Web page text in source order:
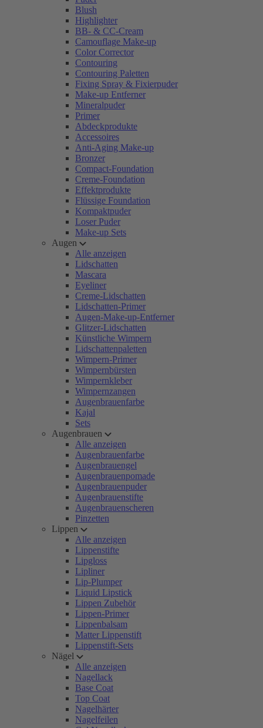
Blush
Highlighter
BB- & CC-Cream
Camouflage Make-up
Color Corrector
Contouring
Contouring Paletten
Fixing Spray & Fixierpuder
Make-up Entferner
Mineralpuder
Primer
Abdeckprodukte
Accessoires
Anti-Aging Make-up
Bronzer
Compact-Foundation
Creme-Foundation
Effektprodukte
Flüssige Foundation
Kompaktpuder
Loser Puder
Make-up Sets
Augen
Alle anzeigen
Lidschatten
Mascara
Eyeliner
Creme-Lidschatten
Lidschatten-Primer
Augen-Make-up-Entferner
Glitzer-Lidschatten
Künstliche Wimpern
Lidschattenpaletten
Wimpern-Primer
Wimpernbürsten
Wimpernkleber
Wimpernzangen
Augenbrauenfarbe
Kajal
Sets
Augenbrauen
Alle anzeigen
Augenbrauenfarbe
Augenbrauengel
Augenbrauenpomade
Augenbrauenpuder
Augenbrauenstifte
Augenbrauenscheren
Pinzetten
Lippen
Alle anzeigen
Lippenstifte
Lipgloss
Lipliner
Lip-Plumper
Liquid Lipstick
Lippen Zubehör
Lippen-Primer
Lippenbalsam
Matter Lippenstift
Lippenstift-Sets
Nägel
Alle anzeigen
Nagellack
Base Coat
Top Coat
Nagelhärter
Nagelfeilen